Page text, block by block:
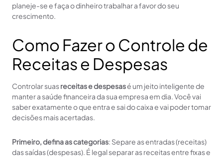
planeje-se e faça o dinheiro trabalhar a favor do seu
crescimento.
Como Fazer o Controle de
Receitas e Despesas
Controlar suasreceitas e despesasé um jeito inteligente de
manter a saúde financeira da sua empresa em dia. Você vai
saber exatamente o que entra e sai do caixa e vai poder tomar
decisões mais acertadas.
Primeiro, defina as categorias: Separe as entradas (receitas)
das saídas (despesas). É legal separar as receitas entre fixas e